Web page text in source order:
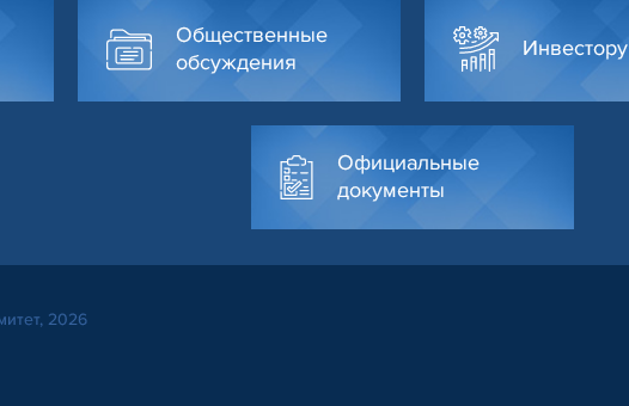
Общественные
обсуждения
Инвестору
Официальные
документы
2026